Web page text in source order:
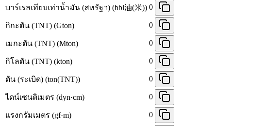
บาร์เรลเทียบเท่าน้ำมัน (สหรัฐฯ) (bbl油(米)) 0
กิกะตัน (TNT) (Gton) 0
เมกะตัน (TNT) (Mton) 0
กิโลตัน (TNT) (kton) 0
ตัน (ระเบิด) (ton(TNT)) 0
ไดน์เซนติเมตร (dyn·cm) 0
แรงกรัมเมตร (gf·m) 0